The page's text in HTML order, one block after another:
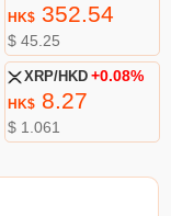
HK$352.54
$ 45.25
XRP/HKD +0.08%
HK$8.27
$ 1.061